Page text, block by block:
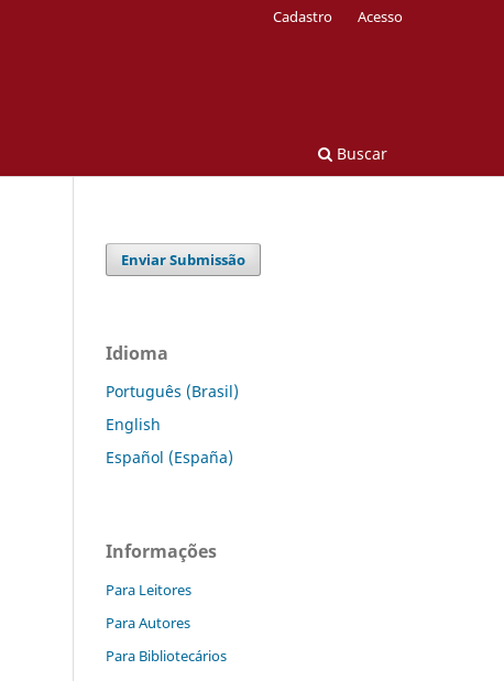
Buscar
Cadastro Acesso
Enviar Submissão
Idioma
Português (Brasil)
English
Español (España)
Informações
Para Leitores
Para Autores
Para Bibliotecários